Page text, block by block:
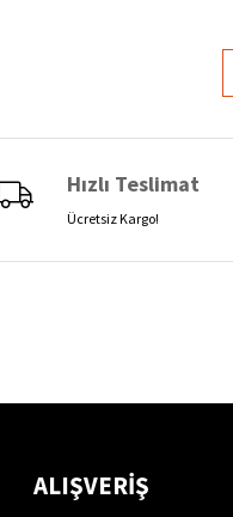
Hızlı Teslimat
Ücretsiz Kargo!
ALIŞVERİŞ